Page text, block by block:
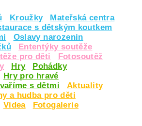
Kroužky
Mateřská centra
s dětským koutkem
Oslavy narozenin
Ententýky soutěže
pro děti
Fotosoutěž
Hry
Pohádky
Hry pro hravé
s dětmi
Aktuality
a hudba pro děti
Videa
Fotogalerie